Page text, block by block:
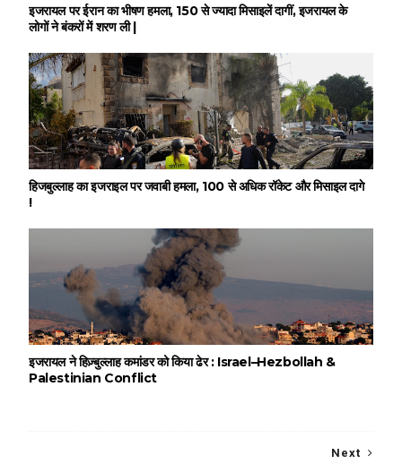
इजरायल पर ईरान का भीषण हमला, 150 से ज्यादा मिसाइलें दागीं, इजरायल के
लोगों ने बंकरों में शरण ली |
हिजबुल्लाह का इजराइल पर जवाबी हमला, 100 से अधिक रॉकेट और मिसाइल दागे
!
इजरायल ने हिज़्बुल्लाह कमांडर को किया ढेर : Israel–Hezbollah &
Palestinian Conflict
Next